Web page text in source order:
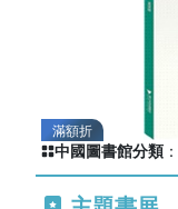
滿額折
中國圖書館分類 ：